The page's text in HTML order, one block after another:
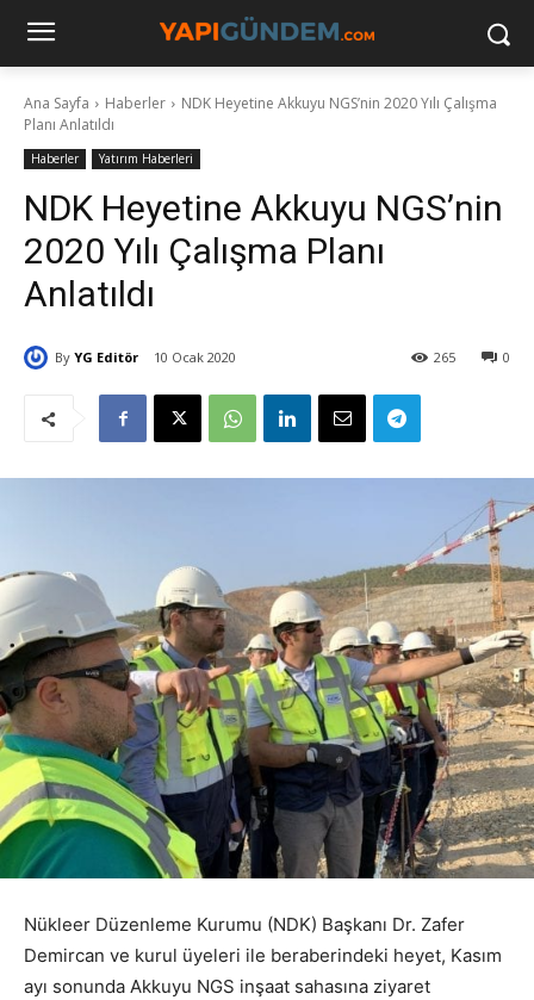
Ana Sayfa Haberler
NDK Heyetine Akkuyu NGS’nin 2020 Yılı Çalışma
Planı Anlatıldı
Haberler Yatırım Haberleri
NDK Heyetine Akkuyu NGS’nin
2020 Yılı Çalışma Planı
Anlatıldı
By YG Editör 10 Ocak 2020 0
265
Nükleer Düzenleme Kurumu (NDK) Başkanı Dr. Zafer
Demircan ve kurul üyeleri ile beraberindeki heyet, Kasım
ayı sonunda Akkuyu NGS inşaat sahasına ziyaret